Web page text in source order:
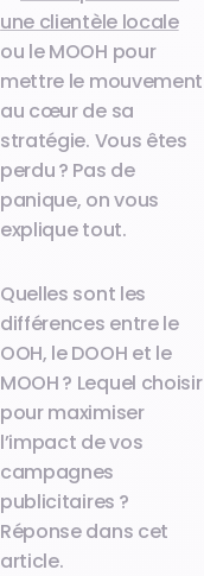
une clientèle locale
ou le MOOH pour
mettre le mouvement
au cœur de sa
stratégie. Vous êtes
perdu ? Pas de
panique, on vous
explique tout.
Quelles sont les
différences entre le
OOH, le DOOH et le
MOOH ? Lequel choisir
pour maximiser
l’impact de vos
campagnes
publicitaires ?
Réponse dans cet
article.